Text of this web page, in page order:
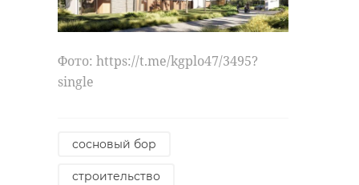
Фото: https://t.me/kgplo47/3495?
single
сосновый бор
строительство